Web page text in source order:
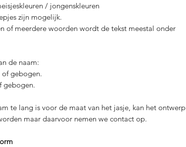
/ jongenskleuren
zijn mogelijk.
of meerdere woorden wordt de tekst meestal onder
de naam:
of gebogen.
gebogen.
te lang is voor de maat van het jasje, kan het ontwerp
maar daarvoor nemen we contact op.